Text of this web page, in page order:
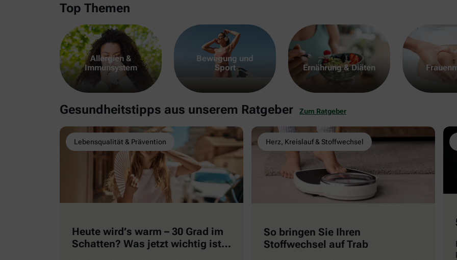
Top Themen
Allergien &
Immunsystem
Bewegung und
Sport
Ernährung & Diäten
Gesundheitstipps aus unserem Ratgeber Zum Ratgeber
Lebensqualität & Prävention
Heute wird’s warm – 30 Grad im
Schatten? Was jetzt wichtig ist
Herz, Kreislauf & Stoffwechsel
So bringen Sie Ihren
Stoffwechsel auf Trab